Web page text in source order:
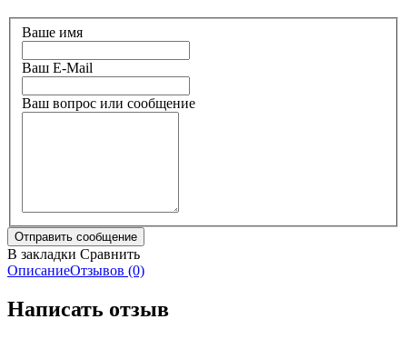
Ваше имя
Ваш E-Mail
Ваш вопрос или сообщение
В закладки Сравнить
ОписаниеОтзывов (0)
Написать отзыв